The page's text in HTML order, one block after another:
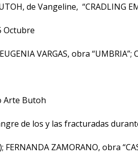
de Vangeline, “CRADLING
Octubre
VARGAS, obra “UMBRIA”;
Arte Butoh
de los y las fracturadas
ZAMORANO, obra